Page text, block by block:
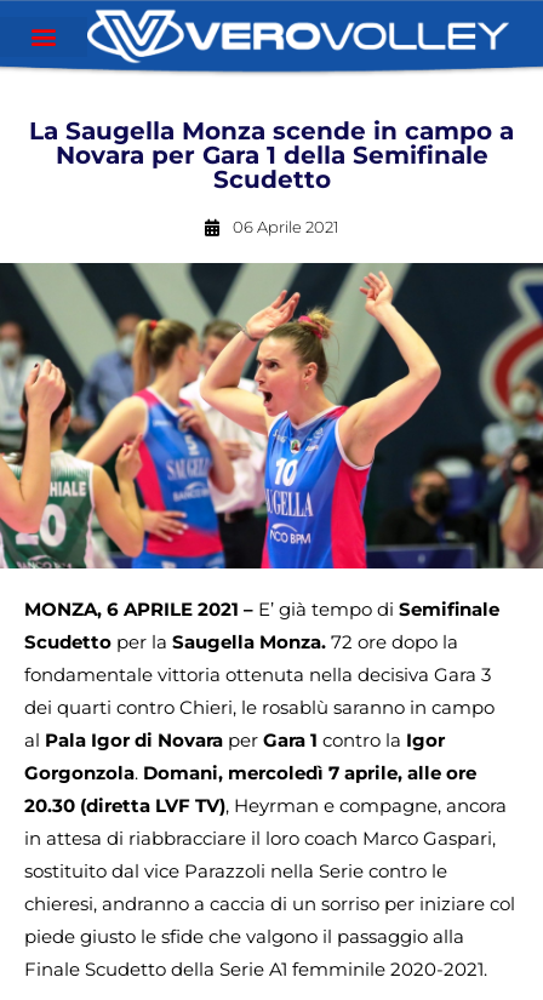
La Saugella Monza scende in campo a
Novara per Gara 1 della Semifinale
Scudetto
06 Aprile 2021
MONZA, 6 APRILE 2021 – E’ già tempo di Semifinale
Scudetto per la Saugella Monza. 72 ore dopo la
fondamentale vittoria ottenuta nella decisiva Gara 3
dei quarti contro Chieri, le rosablù saranno in campo
al Pala Igor di Novara per Gara 1 contro la Igor
Gorgonzola. Domani, mercoledì 7 aprile, alle ore
20.30 (diretta LVF TV), Heyrman e compagne, ancora
in attesa di riabbracciare il loro coach Marco Gaspari,
sostituito dal vice Parazzoli nella Serie contro le
chieresi, andranno a caccia di un sorriso per iniziare col
piede giusto le sfide che valgono il passaggio alla
Finale Scudetto della Serie A1 femminile 2020-2021.